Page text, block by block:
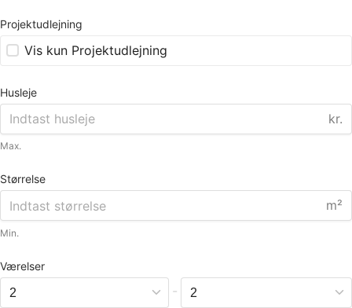
Projektudlejning
Vis kun Projektudlejning
Husleje
kr.
Max.
Størrelse
m²
Min.
Værelser
-